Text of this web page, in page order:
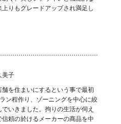
りもグレードアップされ満足し
美子
舗を住まいにするという事で最初
ン程作り、ゾーニングを中心に絞
でいきました。拘りの生活が伺え
信頼の於けるメーカーの商品を中